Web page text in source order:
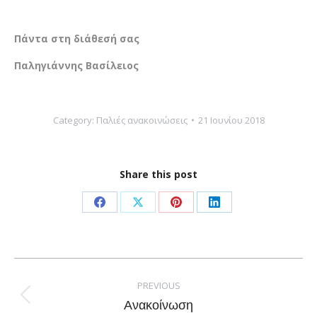
Πάντα στη διάθεσή σας
Παληγιάννης Βασίλειος
Category: Παλιές ανακοινώσεις 21 Ιουνίου 2018
Share this post
Share
Facebook
Share
X
Share
Pinterest
Share
LinkedIn
navigation
PREVIOUS
Previous
Ανακοίνωση